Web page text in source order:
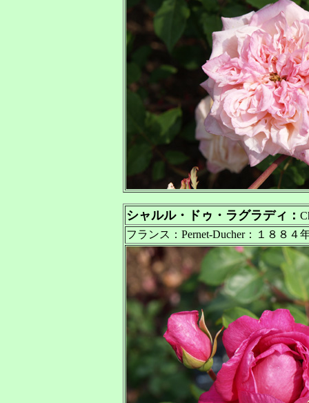
シャルル・ドゥ・ラグラディ：
フランス：Pernet-Ducher：１８８４